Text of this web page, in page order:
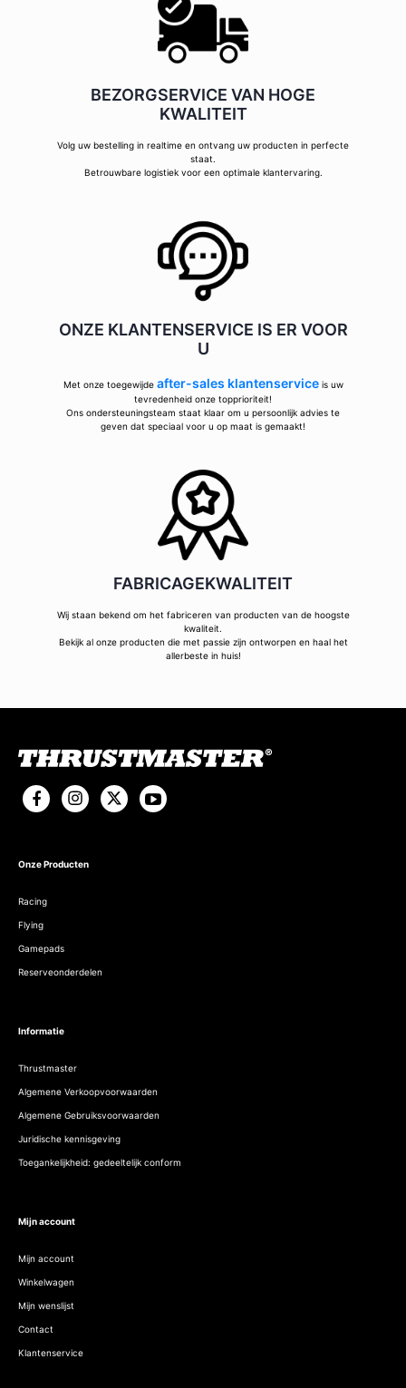
BEZORGSERVICE VAN HOGE
KWALITEIT
Volg uw bestelling in realtime en ontvang uw producten in perfecte
staat.
Betrouwbare logistiek voor een optimale klantervaring.
ONZE KLANTENSERVICE IS ER VOOR
U
Met onze toegewijde after-sales klantenserviceis uw
tevredenheid onze topprioriteit!
Ons ondersteuningsteam staat klaar om u persoonlijk advies te
geven dat speciaal voor u op maat is gemaakt!
FABRICAGEKWALITEIT
Wij staan bekend om het fabriceren van producten van de hoogste
kwaliteit.
Bekijk al onze producten die met passie zijn ontworpen en haal het
allerbeste in huis!
Onze Producten
Racing
Flying
Gamepads
Reserveonderdelen
Informatie
Thrustmaster
Algemene Verkoopvoorwaarden
Algemene Gebruiksvoorwaarden
Juridische kennisgeving
Toegankelijkheid: gedeeltelijk conform
Mijn account
Mijn account
Winkelwagen
Mijn wenslijst
Contact
Klantenservice